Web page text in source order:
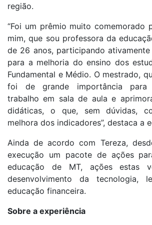
região.
“Foi um prêmio muito comemorado
mim, que sou professora da
de 26 anos, participando
para a melhoria do ensino dos
Fundamental e Médio. O mestrado,
foi de grande importância para
trabalho em sala de aula e
didáticas, o que, sem dúvidas,
melhora dos indicadores”, destaca a
Ainda de acordo com Tereza,
execução um pacote de ações
educação de MT, ações estas
desenvolvimento da tecnologia,
educação financeira.
Sobre a experiência